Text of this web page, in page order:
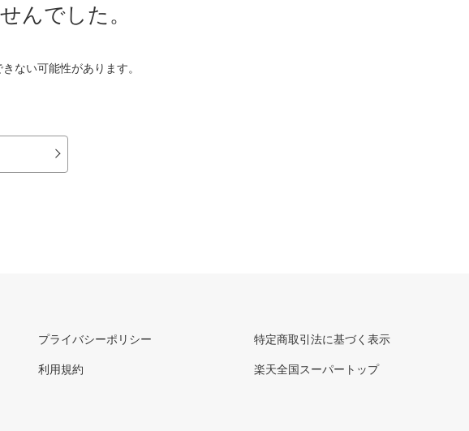
んでした。
ない可能性があります。
プライバシーポリシー
利用規約
特定商取引法に基づく表示
楽天全国スーパートップ